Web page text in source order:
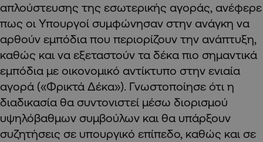
απλούστευσης της εσωτερικής αγοράς, ανέφερε
πως οι Υπουργοί συμφώνησαν στην ανάγκη να
αρθούν εμπόδια που περιορίζουν την ανάπτυξη,
καθώς και να εξεταστούν τα δέκα πιο σημαντικά
εμπόδια με οικονομικό αντίκτυπο στην ενιαία
αγορά («Φρικτά Δέκα»). Γνωστοποίησε ότι η
διαδικασία θα συντονιστεί μέσω διορισμού
υψηλόβαθμων συμβούλων και θα υπάρξουν
συζητήσεις σε υπουργικό επίπεδο, καθώς και σε